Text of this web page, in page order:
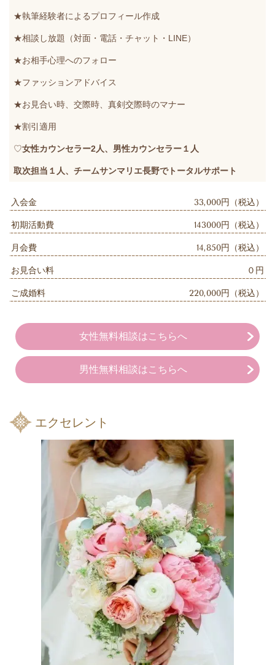
★執筆経験者によるプロフィール作成
★相談し放題（対面・電話・チャット・LINE）
★お相手心理へのフォロー
★ファッションアドバイス
★お見合い時、交際時、真剣交際時のマナー
★割引適用
♡女性カウンセラー2人、男性カウンセラー１人
取次担当１人、チームサンマリエ長野でトータルサポート
入会金 33,000円（税込）
初期活動費 143000円（税込）
月会費 14,850円（税込）
お見合い料 ０円
ご成婚料 220,000円（税込）
女性無料相談はこちらへ
男性無料相談はこちらへ
エクセレント